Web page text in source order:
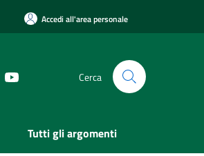
Accedi all'area personale
Cerca
Tutti gli argomenti